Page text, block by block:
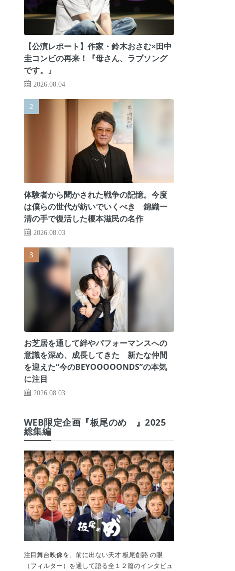
【公演レポート】作家・鈴木おさむ×田中
圭コンビの再来！『母さん、ラブソング
です。』
2026.08.04
体験者から聞かされた戦争の記憶。今度
は僕らの世代が紡いでいくべき 錦織一
清の手で復活した榎本滋民の名作
2026.08.03
お芝居を通して絆やパフォーマンスへの
意識を深め、成長してきた 新たな仲間
を迎えた“今のBEYOOOOONDS”の本気
に注目
2026.08.03
WEB限定企画『板尾のめ゙』2025
総集編
注目舞台映像を、前に出ない天才 板尾創路 の眼
（フィルター）を通して語る全１２篇のインタビュ